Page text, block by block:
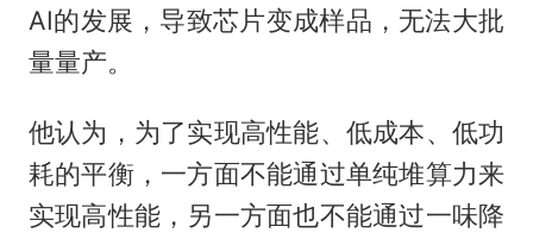
AI的发展，导致芯片变成样品，无法大批
量量产。
他认为，为了实现高性能、低成本、低功
耗的平衡，一方面不能通过单纯堆算力来
实现高性能，另一方面也不能通过一味降